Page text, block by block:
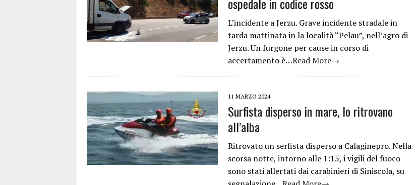
L’incidente a Jerzu. Grave incidente stradale in
tarda mattinata in la località “Pelau”, nell’agro di
Jerzu. Un furgone per cause in corso di
accertamento è…Read More→
11 MARZO 2024
Surfista disperso in mare, lo ritrovano
all’alba
Ritrovato un serfista disperso a Calaginepro. Nella
scorsa notte, intorno alle 1:15, i vigili del fuoco
sono stati allertati dai carabinieri di Siniscola, su